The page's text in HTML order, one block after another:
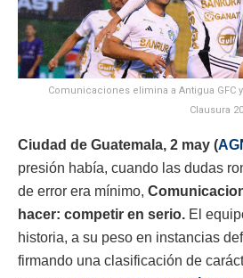
Comunicaciones elimina a Antigua GFC
Clausura
Ciudad de Guatemala, 2 may (
presión había, cuando las dudas
de error era mínimo,
hacer: competir en serio. El
historia, a su peso en instancias
firmando una clasificación de